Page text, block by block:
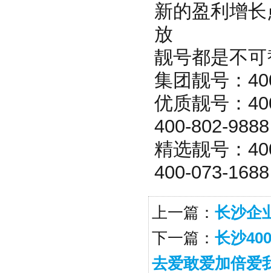
新的盈利增
放
靓号都是不
集团靓号：
优质靓号：
400-802-
精选靓号：
400-073-
上一篇： 长沙企
下一篇： 长沙
去爱敢爱加倍爱